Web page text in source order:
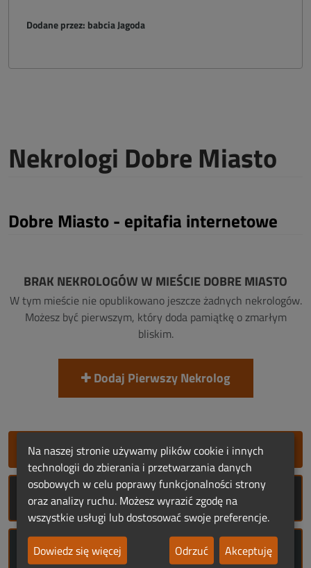
Dodane przez: babcia Jagoda
Nekrologi Dobre Miasto
Dobre Miasto - epitafia internetowe
BRAK NEKROLOGÓW W MIEŚCIE DOBRE MIASTO
W tym mieście nie opublikowano jeszcze żadnych nekrologów.
Możesz być pierwszym, który doda pamiątkę o zmarłym
bliskim.
Dodaj Pierwszy Nekrolog
SZYBKIE DODANIE NEKROLOGU
ROCZNICE ŚMIERCI
ROCZNICE URODZIN
Na naszej stronie używamy plików cookie i innych
technologii do zbierania i przetwarzania danych
osobowych w celu poprawy funkcjonalności strony
oraz analizy ruchu. Możesz wyrazić zgodę na
wszystkie usługi lub dostosować swoje preferencje.
Dowiedz się więcej
Odrzuć Akceptuję